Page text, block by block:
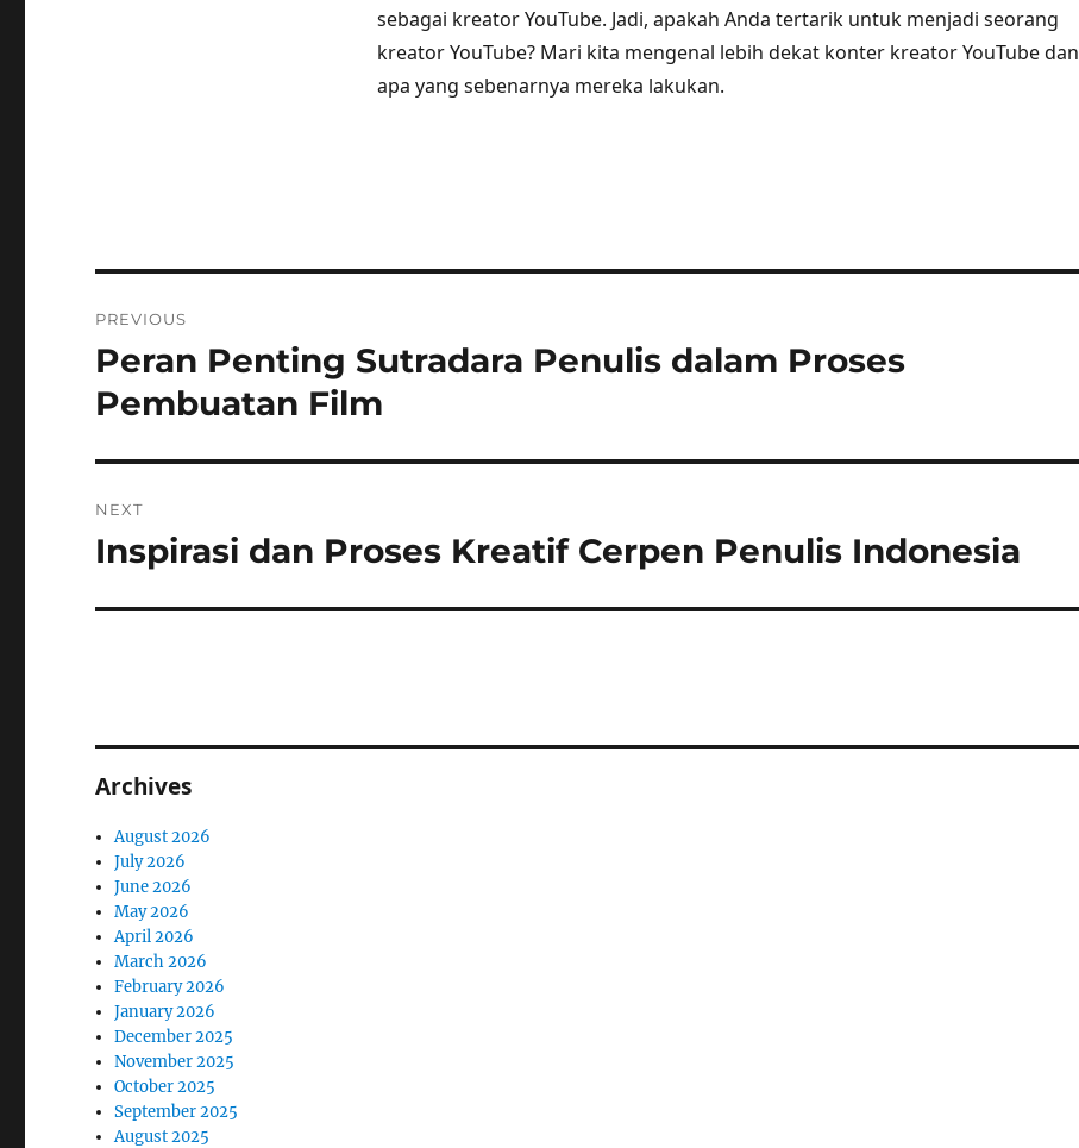
sebagai kreator YouTube. Jadi, apakah Anda tertarik untuk menjadi seorang
kreator YouTube? Mari kita mengenal lebih dekat konter kreator YouTube dan
apa yang sebenarnya mereka lakukan.
navigation
PREVIOUS
Previous
post:
Peran Penting Sutradara Penulis dalam Proses
Pembuatan Film
NEXT
Next
Inspirasi dan Proses Kreatif Cerpen Penulis Indonesia
Archives
August 2026
July 2026
June 2026
May 2026
April 2026
March 2026
February 2026
January 2026
December 2025
November 2025
October 2025
September 2025
August 2025